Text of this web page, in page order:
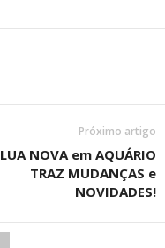
Próximo artigo
LUA NOVA em AQUÁRIO
TRAZ MUDANÇAS e
NOVIDADES!